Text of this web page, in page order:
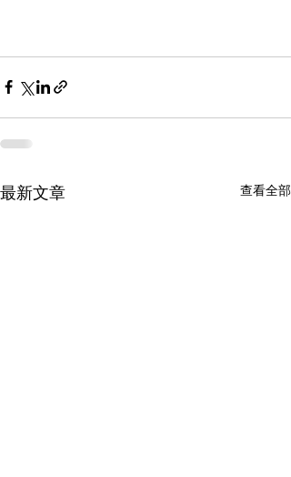
最新文章 查看全部